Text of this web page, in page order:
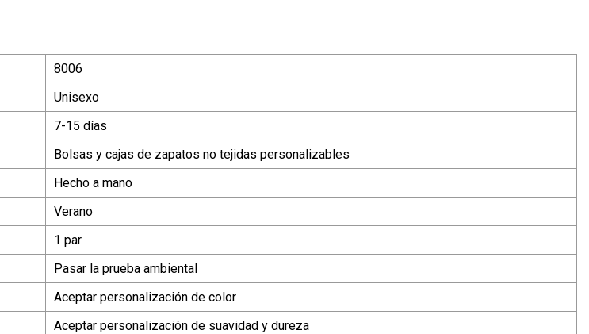
8006
Unisexo
7-15 días
Bolsas y cajas de zapatos no tejidas personalizables
Hecho a mano
Verano
1 par
Pasar la prueba ambiental
Aceptar personalización de color
Aceptar personalización de suavidad y dureza